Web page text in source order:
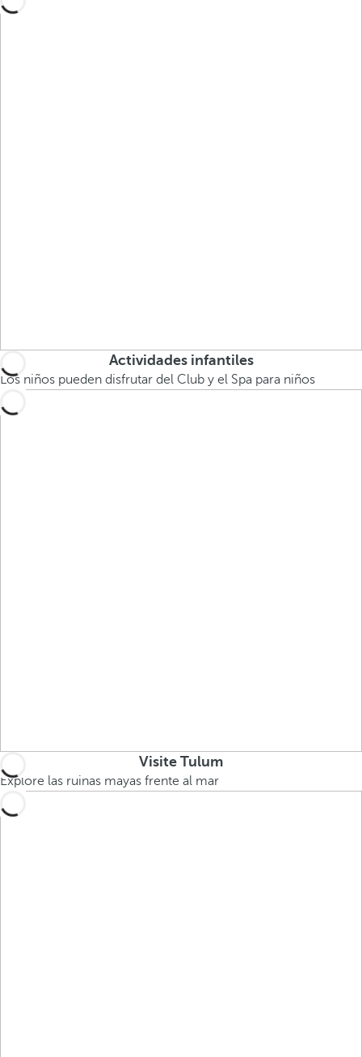
Actividades infantiles
Los niños pueden disfrutar del Club y el Spa para niños
Visite Tulum
Explore las ruinas mayas frente al mar